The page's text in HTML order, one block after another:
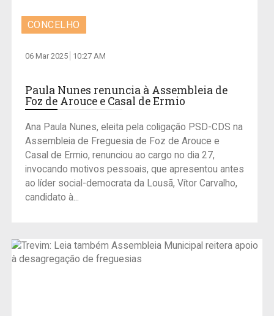
CONCELHO
06 Mar 2025 10:27 AM
Paula Nunes renuncia à Assembleia de
Foz de Arouce e Casal de Ermio
Ana Paula Nunes, eleita pela coligação PSD-CDS na
Assembleia de Freguesia de Foz de Arouce e
Casal de Ermio, renunciou ao cargo no dia 27,
invocando motivos pessoais, que apresentou antes
ao líder social-democrata da Lousã, Vítor Carvalho,
candidato à...